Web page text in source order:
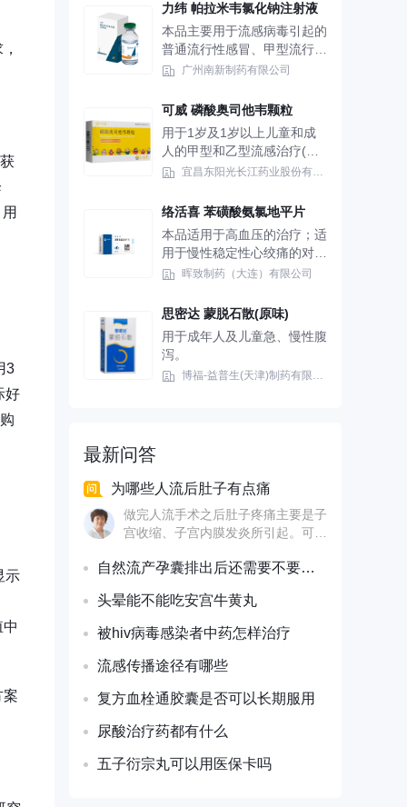
3
好
示
案
力纬 帕拉米韦氯化钠注射液
本品主要用于流感病毒引起的
普通流行性感冒、甲型流行性
感冒。包括：H1（H1N.），
引起的流行感冒。也可以用于
感。
广州南新制药有限公司
可威 磷酸奥司他韦颗粒
用于1岁及1岁以上儿童和成
人的甲型和乙型流感治疗(磷
酸奥司他韦能够有效治疗甲型
临床应用数据尚不多)。患者
内使用。 2.用于成人和13岁
及13岁以上青少年的甲型和
乙型流感的预防。
宜昌东阳光长江药业股份有限公司
络活喜 苯磺酸氨氯地平片
本品适用于高血压的治疗；适
用于慢性稳定性心绞痛的对症
治疗；用于确诊或可疑的血管
独应用，也可与其他抗高血压
药物、抗心绞痛药物联合应
用。
晖致制药（大连）有限公司
思密达 蒙脱石散(原味)
用于成年人及儿童急、慢性腹
泻。
博福-益普生(天津)制药有限公司
最新问答
为哪些人流后肚子有点痛
做完人流手术之后肚子疼痛主要是子
宫收缩、子宫内膜发炎所引起。可以
疗，具有促进子宫收缩，减轻肚子疼
到医院做一个B超进行检查，一定要
看一下子宫的恢复情况。
自然流产孕囊排出后还需要不要清宫
头晕能不能吃安宫牛黄丸
被hiv病毒感染者中药怎样治疗
流感传播途径有哪些
复方血栓通胶囊是否可以长期服用
尿酸治疗药都有什么
五子衍宗丸可以用医保卡吗